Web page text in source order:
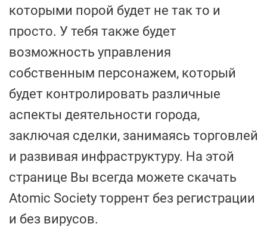
которыми порой будет не так то и
просто. У тебя также будет
возможность управления
собственным персонажем, который
будет контролировать различные
аспекты деятельности города,
заключая сделки, занимаясь торговлей
и развивая инфраструктуру. На этой
странице Вы всегда можете скачать
Atomic Society торрент без регистрации
и без вирусов.